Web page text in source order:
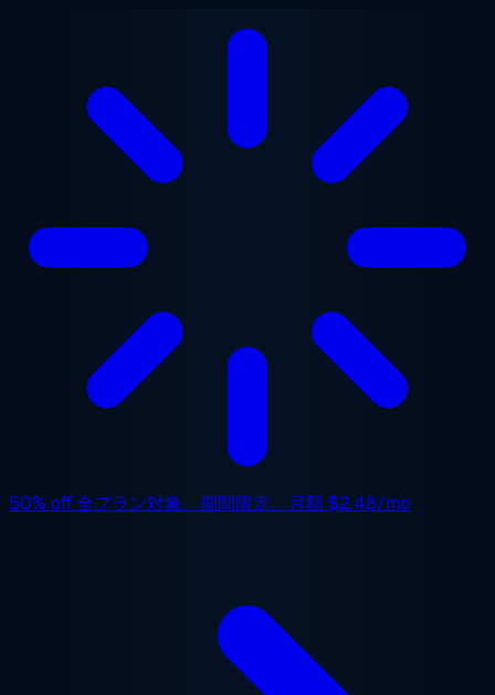
50% off全プラン対象、期間限定。月額$2.48/mo